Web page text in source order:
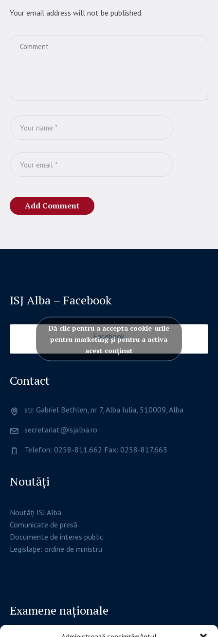
Your email address will not be published.
ISJ Alba – Facebook
Facebook
Dă clic pentru a accepta cookie-urile
pentru marketing și pentru a activa
acest conținut
Contact
str. Gabriel Bethlen, nr. 7, Alba Iulia, 510009, Alba
secretariat@isjalba.ro
Telefon: 0258-811.662 Fax: 0258-817.663
Noutăți
Noutăți ISJ Alba
Comunicate de presă
Documente de interes public
Legislație: ordine de ministru
Examene naționale